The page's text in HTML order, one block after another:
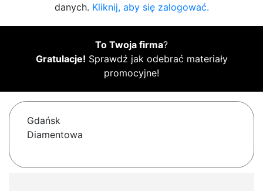
danych. Kliknij, aby się zalogować.
To Twoja firma?
Gratulacje! Sprawdź jak odebrać materiały
promocyjne!
Gdańsk
Diamentowa